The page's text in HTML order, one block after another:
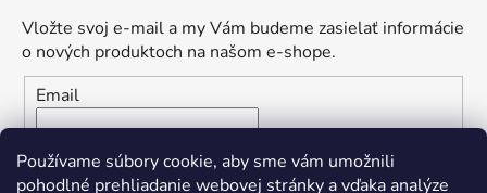
Používame súbory cookie, aby sme vám umožnili
pohodlné prehliadanie webovej stránky a vďaka analýze
Vložte svoj e-mail a my Vám budeme zasielať informácie
o nových produktoch na našom e-shope.
Email
Vložením e-mailu súhlasíte s
podmienkami ochrany
osobných údajov